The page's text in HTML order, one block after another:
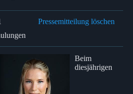
Pressemitteilung löschen
Beim
diesjährigen